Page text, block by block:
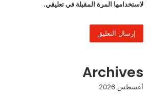
لاستخدامها المرة المقبلة في تعليقي.
Archives
أغسطس 2026